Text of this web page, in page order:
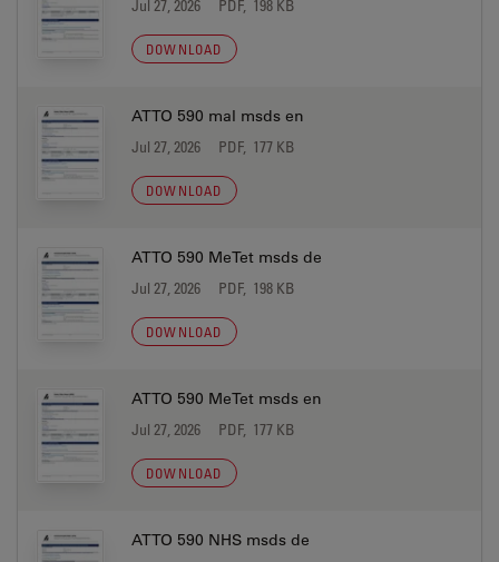
Jul 27, 2026 PDF, 198 KB
DOWNLOAD
ATTO 590 mal msds en
Jul 27, 2026 PDF, 177 KB
DOWNLOAD
ATTO 590 MeTet msds de
Jul 27, 2026 PDF, 198 KB
DOWNLOAD
ATTO 590 MeTet msds en
Jul 27, 2026 PDF, 177 KB
DOWNLOAD
ATTO 590 NHS msds de